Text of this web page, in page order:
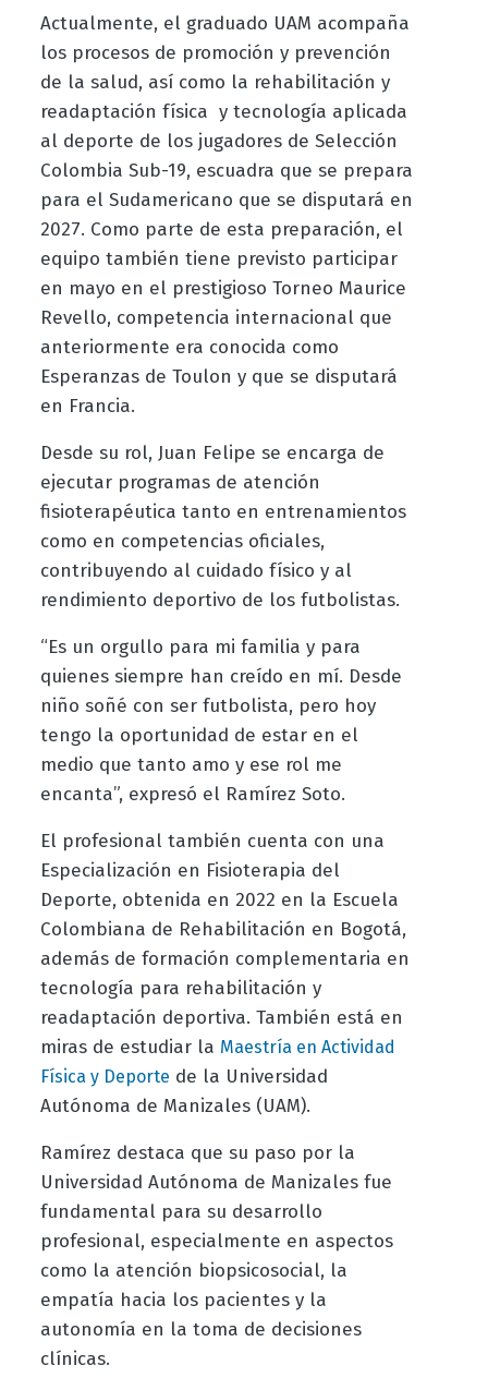
Actualmente, el graduado UAM acompaña
los procesos de promoción y prevención
de la salud, así como la rehabilitación y
readaptación física y tecnología aplicada
al deporte de los jugadores de Selección
Colombia Sub-19, escuadra que se prepara
para el Sudamericano que se disputará en
2027. Como parte de esta preparación, el
equipo también tiene previsto participar
en mayo en el prestigioso Torneo Maurice
Revello, competencia internacional que
anteriormente era conocida como
Esperanzas de Toulon y que se disputará
en Francia.
Desde su rol, Juan Felipe se encarga de
ejecutar programas de atención
fisioterapéutica tanto en entrenamientos
como en competencias oficiales,
contribuyendo al cuidado físico y al
rendimiento deportivo de los futbolistas.
“Es un orgullo para mi familia y para
quienes siempre han creído en mí. Desde
niño soñé con ser futbolista, pero hoy
tengo la oportunidad de estar en el
medio que tanto amo y ese rol me
encanta”, expresó el Ramírez Soto.
El profesional también cuenta con una
Especialización en Fisioterapia del
Deporte, obtenida en 2022 en la Escuela
Colombiana de Rehabilitación en Bogotá,
además de formación complementaria en
tecnología para rehabilitación y
readaptación deportiva. También está en
miras de estudiar la Maestría en Actividad
Física y Deporte de la Universidad
Autónoma de Manizales (UAM).
Ramírez destaca que su paso por la
Universidad Autónoma de Manizales fue
fundamental para su desarrollo
profesional, especialmente en aspectos
como la atención biopsicosocial, la
empatía hacia los pacientes y la
autonomía en la toma de decisiones
clínicas.